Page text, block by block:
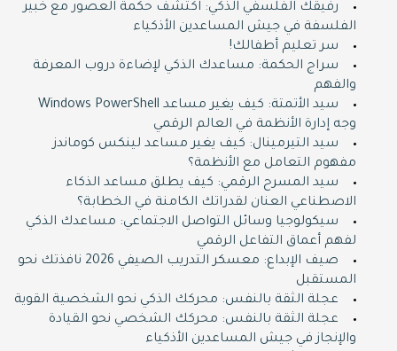
رفيقك الفلسفي الذكي: اكتشف حكمة العصور مع خبير
الفلسفة في جيش المساعدين الأذكياء
سر تعليم أطفالك!
سراج الحكمة: مساعدك الذكي لإضاءة دروب المعرفة
والفهم
سيد الأتمتة: كيف يغير مساعد Windows PowerShell
وجه إدارة الأنظمة في العالم الرقمي
سيد التيرمينال: كيف يغير مساعد لينكس كوماندز
مفهوم التعامل مع الأنظمة؟
سيد المسرح الرقمي: كيف يطلق مساعد الذكاء
الاصطناعي العنان لقدراتك الكامنة في الخطابة؟
سيكولوجيا وسائل التواصل الاجتماعي: مساعدك الذكي
لفهم أعماق التفاعل الرقمي
صيف الإبداع: معسكر التدريب الصيفي 2026 نافذتك نحو
المستقبل
عجلة الثقة بالنفس: محركك الذكي نحو الشخصية القوية
عجلة الثقة بالنفس: محركك الشخصي نحو القيادة
والإنجاز في جيش المساعدين الأذكياء